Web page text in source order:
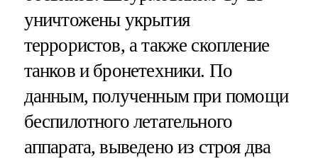
уничтожены укрытия
террористов, а также скопление
танков и бронетехники. По
данным, полученным при помощи
беспилотного летательного
аппарата, выведено из строя два